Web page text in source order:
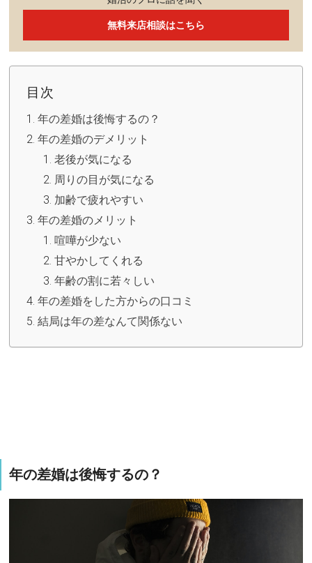
無料来店相談はこちら
目次
年の差婚は後悔するの？
年の差婚のデメリット
老後が気になる
周りの目が気になる
加齢で疲れやすい
年の差婚のメリット
喧嘩が少ない
甘やかしてくれる
年齢の割に若々しい
年の差婚をした方からの口コミ
結局は年の差なんて関係ない
年の差婚は後悔するの？